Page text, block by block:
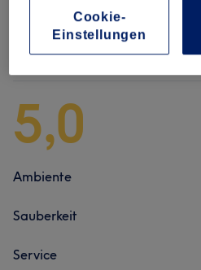
Salonbewertungen
5,0
Ambiente
Sauberkeit
Service
Cookie-
Einstellungen